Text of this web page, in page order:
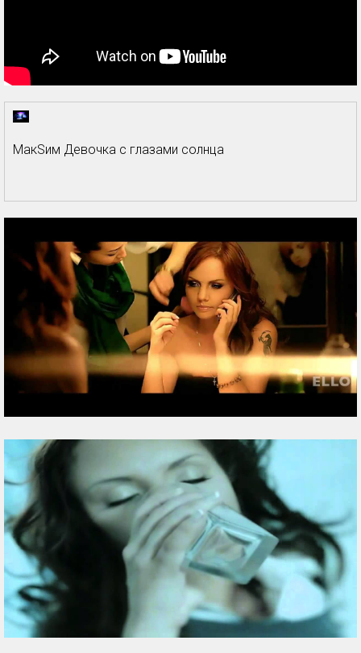
МакSим Девочка с глазами солнца